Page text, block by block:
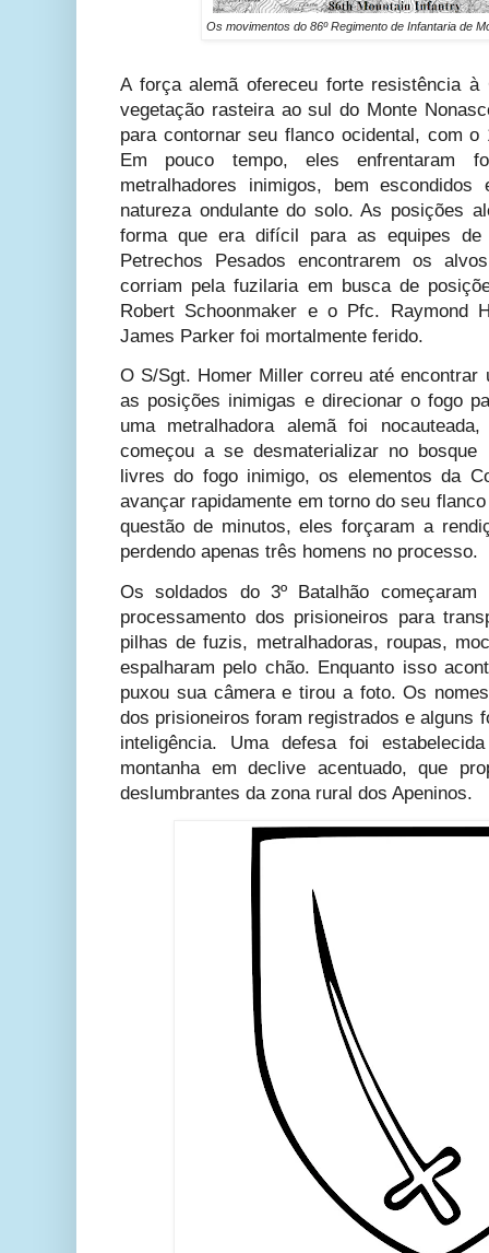
Os movimentos do 86º Regimento de Infantaria de
A força alemã ofereceu forte resistência
vegetação rasteira ao sul do Monte
para contornar seu flanco ocidental, com o
Em pouco tempo, eles enfrentaram
metralhadores inimigos, bem
natureza ondulante do solo. As posições
forma que era difícil para as equipes de
Petrechos Pesados encontrarem os
corriam pela fuzilaria em busca de
Robert Schoonmaker e o Pfc. Raymond
James Parker foi mortalmente ferido.
O S/Sgt. Homer Miller correu até encontrar
as posições inimigas e direcionar o fogo
uma metralhadora alemã foi
começou a se desmaterializar no
livres do fogo inimigo, os elementos da
avançar rapidamente em torno do seu
questão de minutos, eles forçaram a
perdendo apenas três homens no processo.
Os soldados do 3º Batalhão começaram
processamento dos prisioneiros para
pilhas de fuzis, metralhadoras, roupas,
espalharam pelo chão. Enquanto isso
puxou sua câmera e tirou a foto. Os
dos prisioneiros foram registrados e alguns
inteligência. Uma defesa foi
montanha em declive acentuado, que
deslumbrantes da zona rural dos Apeninos.